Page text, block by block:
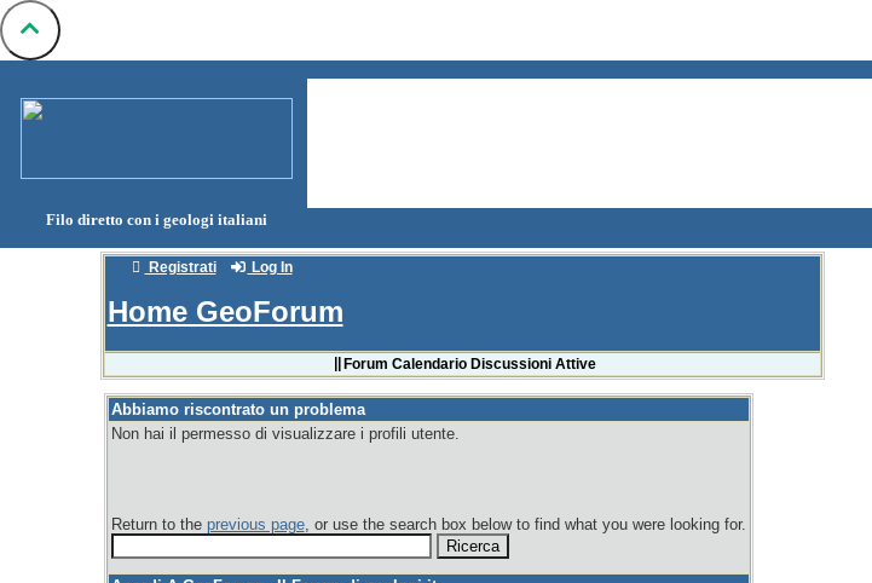
Filo diretto con i geologi italiani
Registrati Log In
Home GeoForum
Forum Calendario Discussioni Attive
Abbiamo riscontrato un problema
Non hai il permesso di visualizzare i profili utente.
Return to the previous page, or use the search box below to find what you were looking for.